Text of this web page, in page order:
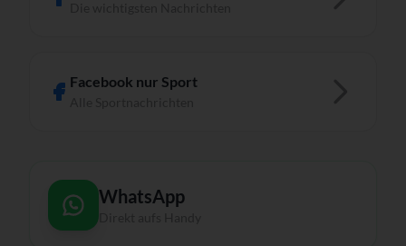
Facebook nur Sport
WhatsApp